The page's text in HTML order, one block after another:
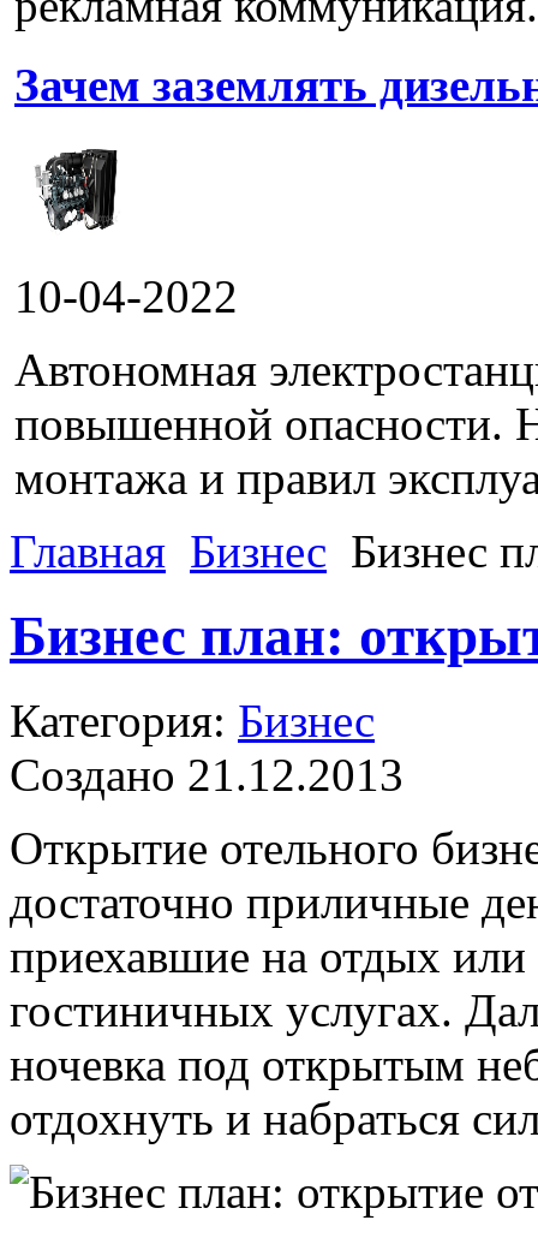
Зачем заземлять
10-04-2022
Автономная
повышенной опасности.
монтажа и правил
Главная Бизнес Бизнес
Бизнес план:
Категория: Бизнес
Создано 21.12.2013
Открытие отельного
достаточно приличные
приехавшие на отдых
гостиничных услугах.
ночевка под открытым
отдохнуть и набраться